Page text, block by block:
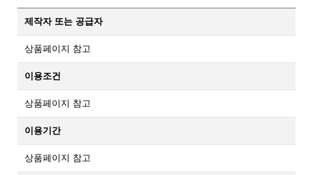
제작자 또는 공급자
상품페이지 참고
이용조건
상품페이지 참고
이용기간
상품페이지 참고